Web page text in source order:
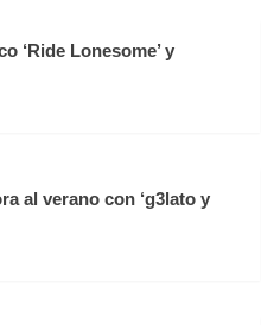
‘Ride Lonesome’ y
al verano con ‘g3lato y